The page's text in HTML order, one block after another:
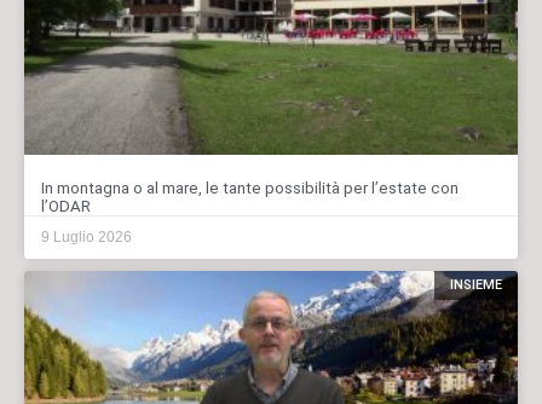
In montagna o al mare, le tante possibilità per l’estate con
l’ODAR
9 Luglio 2026
INSIEME